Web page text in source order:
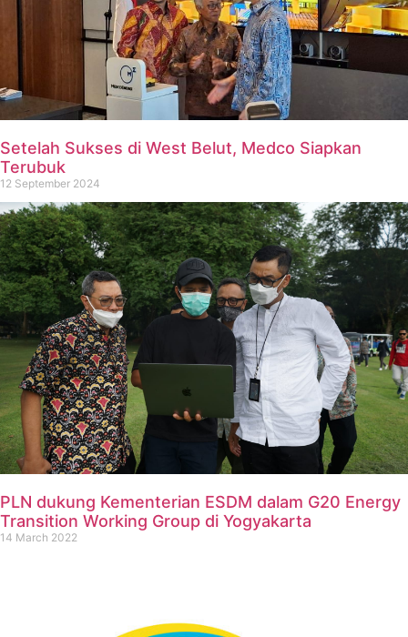
Setelah Sukses di West Belut, Medco Siapkan
Terubuk
12 September 2024
PLN dukung Kementerian ESDM dalam G20 Energy
Transition Working Group di Yogyakarta
14 March 2022